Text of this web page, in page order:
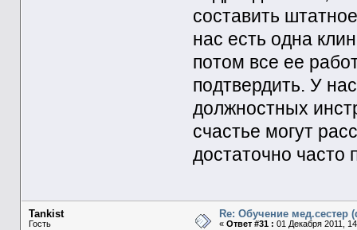
составить
нас есть одна
потом все ее
подтвердить. У
должностных
счастье могут
достаточно часто
Tankist
Гость
Re: Обучение мед.сестер
« Ответ #31 : 01 Декабря 2011,